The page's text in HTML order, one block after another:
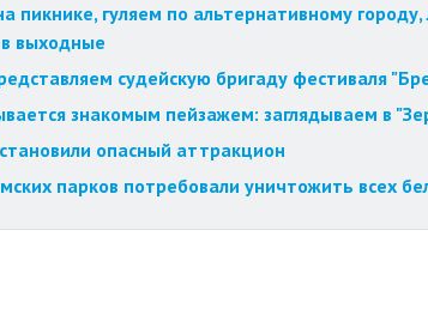
пикнике, гуляем по альтернативному
выходные
судейскую бригаду фестиваля
знакомым пейзажем: заглядываем в
опасный аттракцион
парков потребовали уничтожить всех